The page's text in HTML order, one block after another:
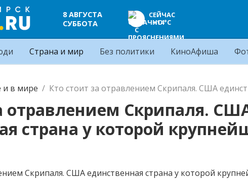
8 АВГУСТА
СУББОТА
СЕЙЧАС
+14°C
Страна и мир Без политики КиноАфиша
и в мире Кто стоит за отравлением Скрипаля. США
отравлением Скрипаля.
страна у которой